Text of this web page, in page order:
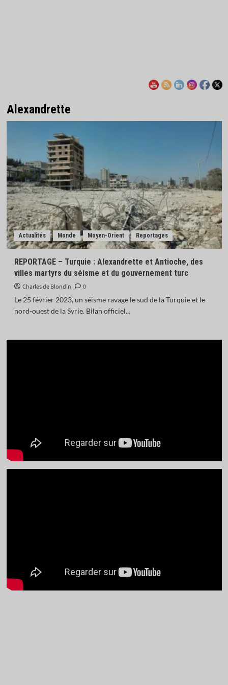
Alexandrette
Actualités Monde Moyen-Orient Reportages
REPORTAGE – Turquie : Alexandrette et Antioche, des
villes martyrs du séisme et du gouvernement turc
Charles de Blondin
0
Le 25 février 2023, un séisme ravage le sud de la Turquie et le
nord-ouest de la Syrie. Bilan officiel...